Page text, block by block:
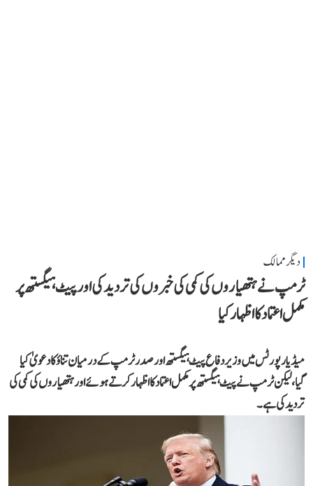
دیگر ممالک
ٹرمپ نے ہتھیاروں کی کمی کی خبروں کی تردید کی اور پیٹ ہیگستھ پر
مکمل اعتماد کا اظہار کیا
میڈیا رپورٹس میں وزیر دفاع پیٹ ہیگستھ اور صدر ٹرمپ کے درمیان تناؤ کا دعویٰ کیا
گیا، لیکن ٹرمپ نے پیٹ ہیگستھ پر مکمل اعتماد کا اظہار کرتے ہوئے اور ہتھیاروں کی کمی کی
تردید کی ہے۔